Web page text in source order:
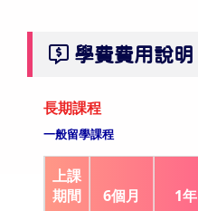
學費費用說明
長期課程
一般留學課程
上課
期間
6個月 1年